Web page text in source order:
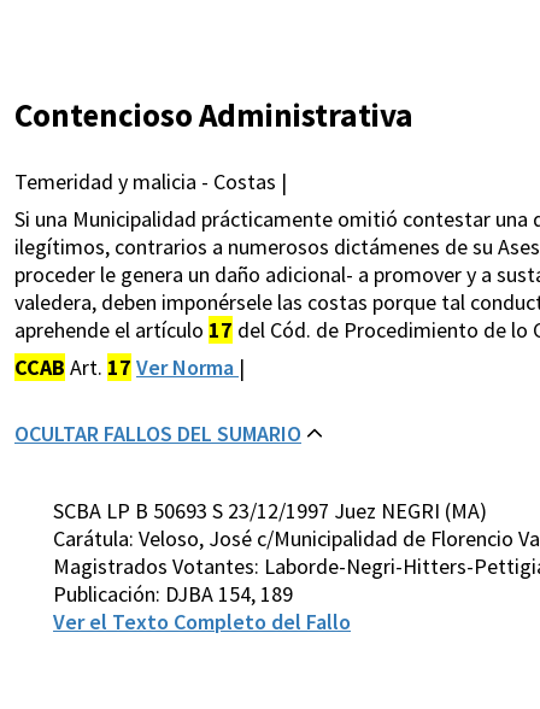
Contencioso Administrativa
Temeridad y malicia - Costas |
Si una Municipalidad prácticamente omitió contestar
ilegítimos, contrarios a numerosos dictámenes de su
proceder le genera un daño adicional- a promover y a
valedera, deben imponérsele las costas porque tal
aprehende el artículo 17 del Cód. de Procedimiento de
CCAB Art. 17 Ver Norma |
OCULTAR FALLOS DEL SUMARIO
SCBA LP B 50693 S 23/12/1997 Juez NEGRI (MA)
Carátula: Veloso, José c/Municipalidad de Florencio
Magistrados Votantes: Laborde-Negri-Hitters-
Publicación: DJBA 154, 189
Ver el Texto Completo del Fallo